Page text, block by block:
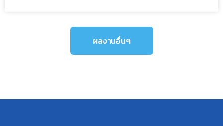
ผลงานอื่นๆ